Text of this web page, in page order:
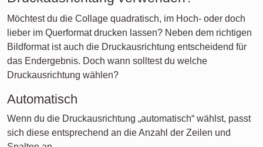
Möchtest du die Collage quadratisch, im Hoch- oder doch
lieber im Querformat drucken lassen? Neben dem richtigen
Bildformat ist auch die Druckausrichtung entscheidend für
das Endergebnis. Doch wann solltest du welche
Druckausrichtung wählen?
Automatisch
Wenn du die Druckausrichtung „automatisch“ wählst, passt
sich diese entsprechend an die Anzahl der Zeilen und